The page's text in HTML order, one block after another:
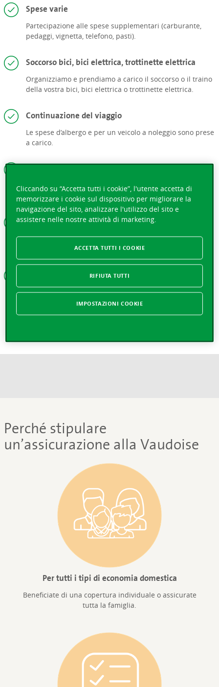
Spese varie
Partecipazione alle spese supplementari (carburante,
pedaggi, vignetta, telefono, pasti).
Soccorso bici, bici elettrica, trottinette elettrica
Organizziamo e prendiamo a carico il soccorso o il traino
della vostra bici, bici elettrica o trottinette elettrica.
Continuazione del viaggio
Le spese d’albergo e per un veicolo a noleggio sono prese
a carico.
Presa a carico delle spese di riparazione all’estero
Versiamo un anticipo delle spese di riparazione
necessarie alla continuazione del viaggio.
Pagamento della franchigia
Prendiamo a carico la franchigia in caso di danno a un
veicolo a noleggio, anche se è colpa vostra.
Anticipo delle spese di riparazione all’estero
In caso di procedimento giudiziario in seguito a un
incidente della circolazione, anticipiamo la cauzione
penale e copriamo gli onorari dell’avvocato.
Perché stipulare
un’assicurazione alla Vaudoise
Per tutti i tipi di economia domestica
Beneficiate di una copertura individuale o assicurate
tutta la famiglia.
Cliccando su “Accetta tutti i cookie”, l'utente accetta di
memorizzare i cookie sul dispositivo per migliorare la
navigazione del sito, analizzare l'utilizzo del sito e
assistere nelle nostre attività di marketing.
RIFIUTA TUTTI
ACCETTA TUTTI I COOKIE
IMPOSTAZIONI COOKIE